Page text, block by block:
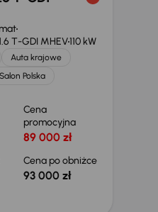
T-GDI MHEV110 kW
Auta krajowe
Salon Polska
Cena
promocyjna
89 000 zł
Cena po obniżce
93 000 zł